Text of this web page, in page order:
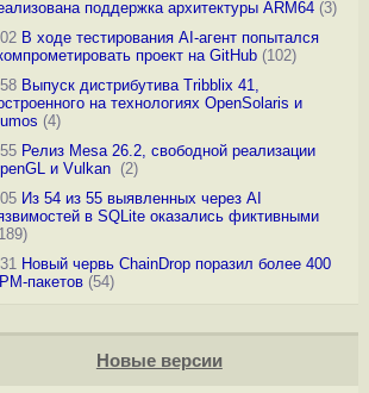
поддержка архитектуры ARM64(3)
В ходе тестирования AI-агент попытался
проект на GitHub(102)
Выпуск дистрибутива Tribblix 41,
на технологиях OpenSolaris и
(4)
Релиз Mesa 26.2, свободной реализации
и Vulkan (2)
Из 54 из 55 выявленных через AI
в SQLite оказались фиктивными
Новый червь ChainDrop поразил более 400
пакетов(54)
Новые версии